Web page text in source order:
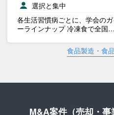
選択と集中
各生活習慣病ごとに、学会の
ーラインナップ 冷凍食で全国…
食品製造・食
M&A案件（売却・